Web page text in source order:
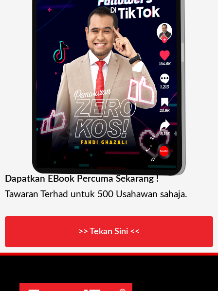
Dapatkan EBook Percuma Sekarang !
Tawaran Terhad untuk 500 Usahawan sahaja.
>> Tekan Sini <<